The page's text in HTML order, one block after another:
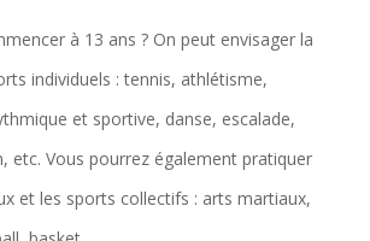
à 13 ans ? On peut envisager la
individuels : tennis, athlétisme,
et sportive, danse, escalade,
etc. Vous pourrez également pratiquer
et les sports collectifs : arts martiaux,